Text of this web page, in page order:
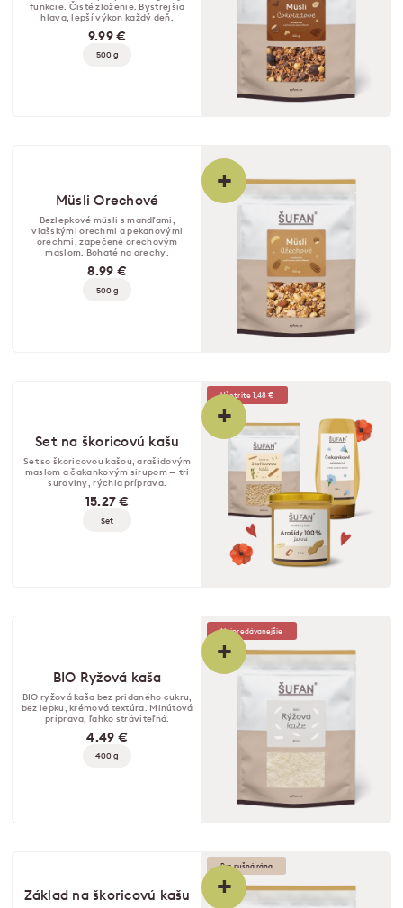
funkcie. Čisté zloženie. Bystrejšia
hlava, lepší výkon každý deň.
9.99 €
500 g
+
Müsli Orechové
Bezlepkové müsli s mandľami,
vlašskými orechmi a pekanovými
orechmi, zapečené orechovým
maslom. Bohaté na orechy.
8.99 €
500 g
+
Ušetrite 1,48 €
Set na škoricovú kašu
Set so škoricovou kašou, arašidovým
maslom a čakankovým sirupom — tri
suroviny, rýchla príprava.
15.27 €
Set
+
Najpredávanejšie
BIO Ryžová kaša
BIO ryžová kaša bez pridaného cukru,
bez lepku, krémová textúra. Minútová
príprava, ľahko stráviteľná.
4.49 €
400 g
+
Pre rušná rána
Základ na škoricovú kašu